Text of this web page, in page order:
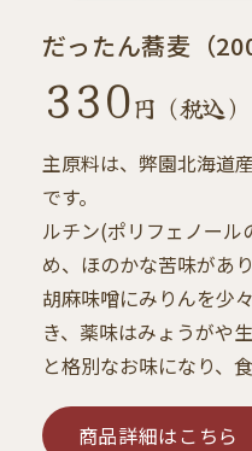
だったん蕎麦（
330円 （税込）
主原料は、弊園北海道
です。
ルチン(ポリフェノール
め、ほのかな苦味があり
胡麻味噌にみりんを少
き、薬味はみょうがや
と格別なお味になり、
商品詳細はこちら